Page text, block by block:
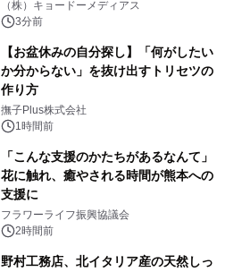
マジで来い』キービジュアル解禁！
（株）キョードーメディアス
3分前
【お盆休みの自分探し】「何がしたい
か分からない」を抜け出すトリセツの
作り方
撫子Plus株式会社
1時間前
「こんな支援のかたちがあるなんて」
花に触れ、癒やされる時間が熊本への
支援に
フラワーライフ振興協議会
2時間前
野村工務店、北イタリア産の天然しっ